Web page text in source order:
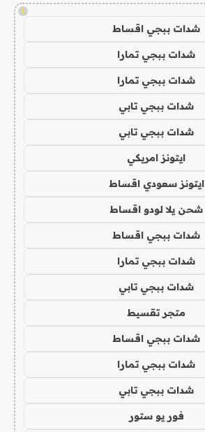
!
شدات ببجي اقساط
شدات ببجي تمارا
شدات ببجي تمارا
شدات ببجي تابي
شدات ببجي تابي
ايتونز امريكي
ايتونز سعودي اقساط
شحن يلا لودو اقساط
شدات ببجي اقساط
شدات ببجي تمارا
شدات ببجي تابي
متجر تقسيط
شدات ببجي اقساط
شدات ببجي تمارا
شدات ببجي تابي
فور يو ستور